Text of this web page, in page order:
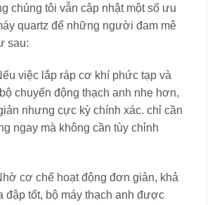
chúng tôi vẫn cập nhật một số ưu
quartz để những người đam mê
sau:
việc lắp ráp cơ khí phức tạp và
chuyển động thạch anh nhẹ hơn,
nhưng cực kỳ chính xác. chỉ cần
ngay mà không cần tùy chỉnh
cơ chế hoạt động đơn giản, khả
đập tốt, bộ máy thạch anh được